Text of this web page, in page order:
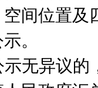
间位置
。
无异议